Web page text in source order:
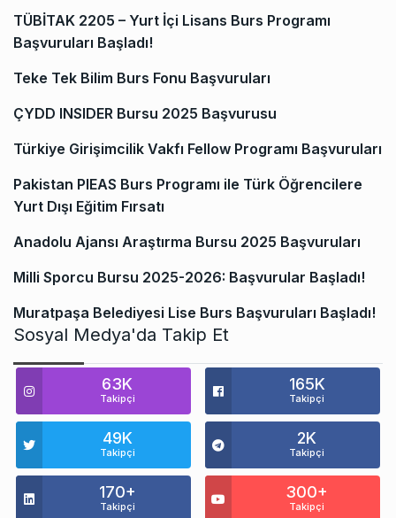
TÜBİTAK 2205 – Yurt İçi Lisans Burs Programı
Başvuruları Başladı!
Teke Tek Bilim Burs Fonu Başvuruları
ÇYDD INSIDER Bursu 2025 Başvurusu
Türkiye Girişimcilik Vakfı Fellow Programı Başvuruları
Pakistan PIEAS Burs Programı ile Türk Öğrencilere
Yurt Dışı Eğitim Fırsatı
Anadolu Ajansı Araştırma Bursu 2025 Başvuruları
Milli Sporcu Bursu 2025-2026: Başvurular Başladı!
Muratpaşa Belediyesi Lise Burs Başvuruları Başladı!
Sosyal Medya'da Takip Et
63K
Takipçi
165K
Takipçi
49K
Takipçi
2K
Takipçi
170+
Takipçi
300+
Takipçi